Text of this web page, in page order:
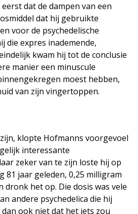
dat de dampen van een
dat hij gebruikte
voor de psychedelische
die expres inademende,
kwam hij tot de conclusie
manier een minuscule
moest hebben,
van zijn vingertoppen.
klopte Hofmanns voorgevoel
interessante
zeker van te zijn loste hij op
81 jaar geleden, 0,25 milligram
dronk het op. Die dosis was vele
andere psychedelica die hij
ook niet dat het iets zou